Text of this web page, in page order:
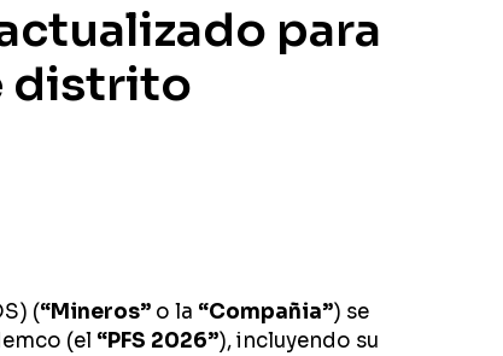
para
distrito
(“Mineros” o la “Compañia”) se
(el “PFS 2026”), incluyendo su